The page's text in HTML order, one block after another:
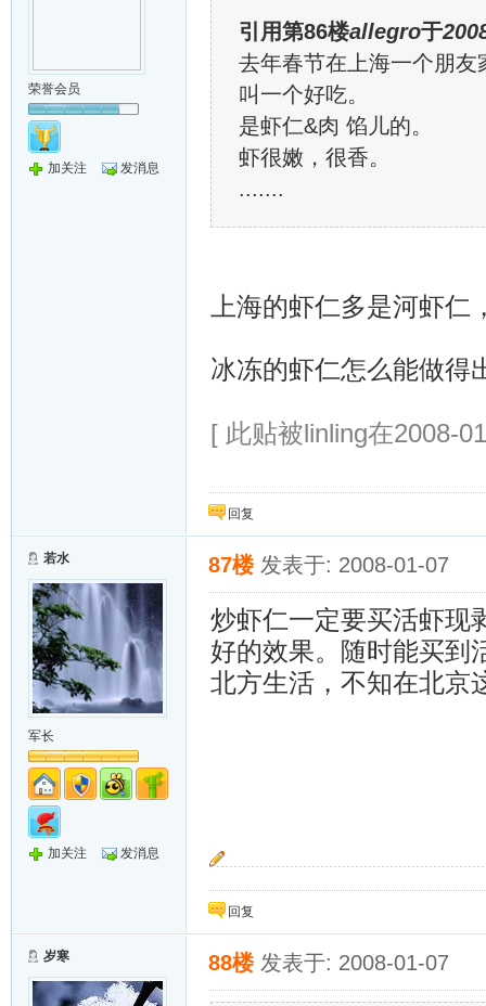
荣誉会员
加关注 发消息
引用第86楼allegro于
去年春节在上海一个朋
叫一个好吃。
是虾仁&肉 馅儿的。
虾很嫩，很香。
.......
上海的虾仁多是河虾
冰冻的虾仁怎么能做得
[ 此贴被linling在2008-
回复
若水
军长
加关注 发消息
87楼 发表于: 2008-01-07
炒虾仁一定要买活虾现
好的效果。随时能买到
北方生活，不知在北京
上善若水，水利万物而不争。
回复
岁寒 88楼 发表于: 2008-01-07